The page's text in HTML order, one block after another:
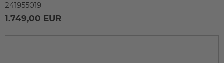
241955019
1.749,00 EUR